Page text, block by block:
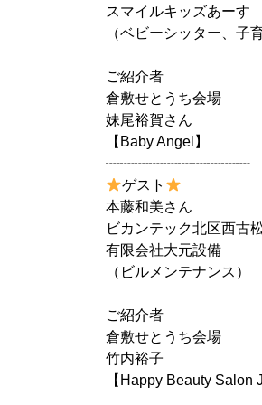
スマイルキッズあーす
（ベビーシッター、子
ご紹介者
倉敷せとうち会場
妹尾裕賀さん
【Baby Angel】
┈┈┈┈┈┈┈┈┈┈
ゲスト
本藤和美さん
ビカンテック北区西古
有限会社大元設備
（ビルメンテナンス）
ご紹介者
倉敷せとうち会場
竹内裕子
【Happy Beauty Salon